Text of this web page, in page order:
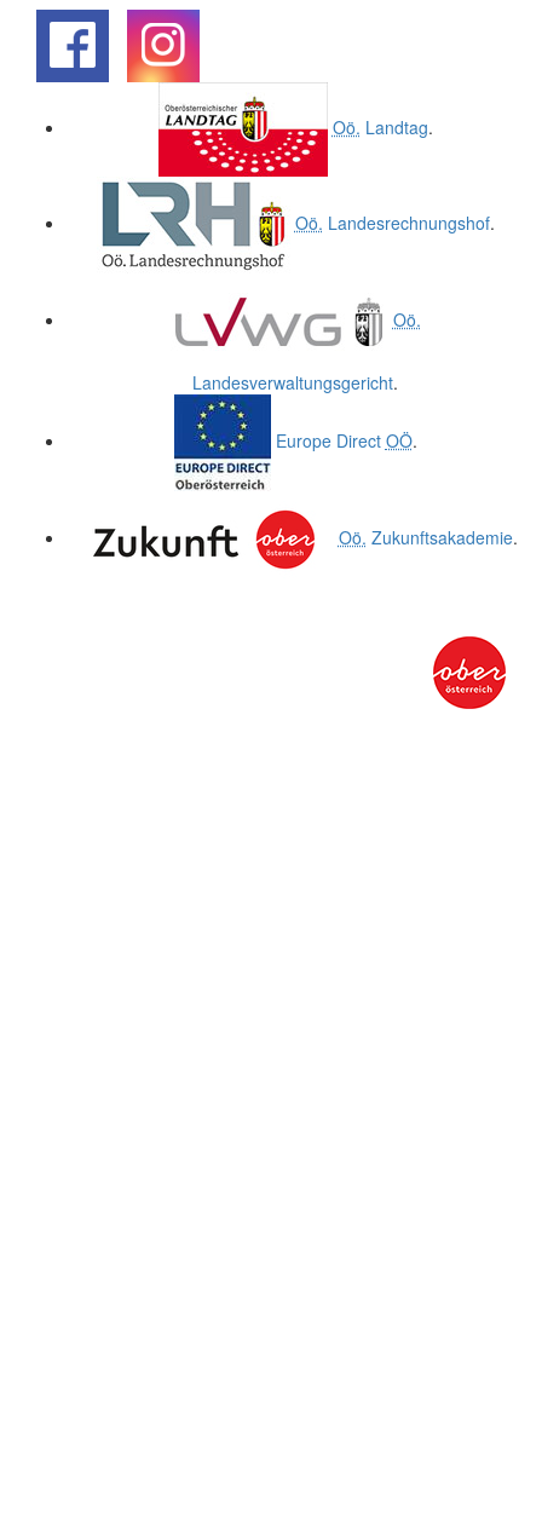
Oö. Landtag.
Oö. Landesrechnungshof.
Oö.
Landesverwaltungsgericht.
Europe Direct OÖ.
Oö. Zukunftsakademie.